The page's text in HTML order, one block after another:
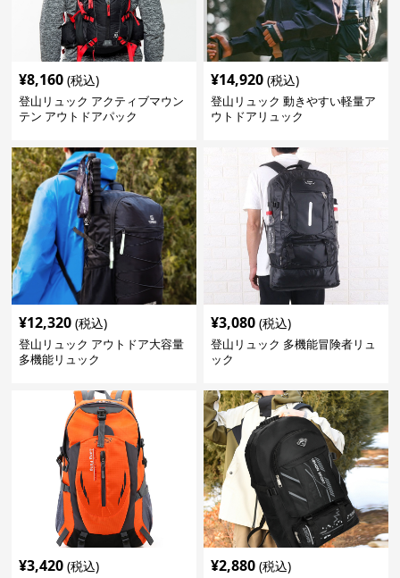
¥8,160 (税込)
登山リュック アクティブマウン
テン アウトドアパック
¥14,920 (税込)
登山リュック 動きやすい軽量ア
ウトドアリュック
¥12,320 (税込)
登山リュック アウトドア大容量
多機能リュック
¥3,080 (税込)
登山リュック 多機能冒険者リュ
ック
¥3,420 (税込) ¥2,880 (税込)